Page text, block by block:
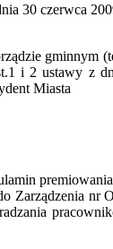
30 czerwca
gminnym
i 2 ustawy z
Miasta
Zarządzenia nr